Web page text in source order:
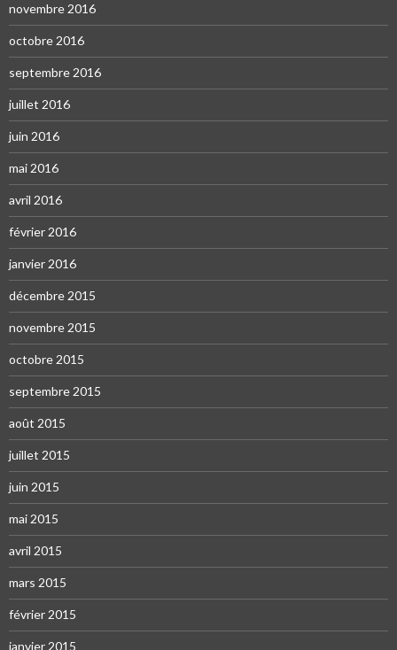
novembre 2016
octobre 2016
septembre 2016
juillet 2016
juin 2016
mai 2016
avril 2016
février 2016
janvier 2016
décembre 2015
novembre 2015
octobre 2015
septembre 2015
août 2015
juillet 2015
juin 2015
mai 2015
avril 2015
mars 2015
février 2015
janvier 2015